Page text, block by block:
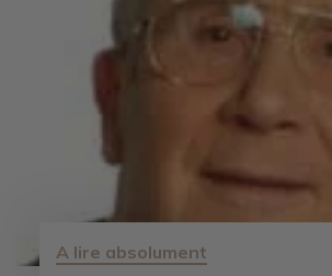
A lire absolument